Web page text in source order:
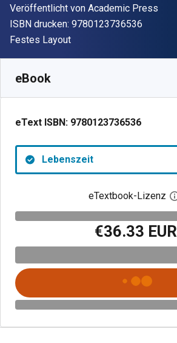
Verleger
Veröffentlicht von Academic Press
ISBN drucken: 9780123736536
Format
Festes Layout
eBook
eText ISBN: 9780123736536
Lebenszeit
eTextbook-Lizenz
€36.33 EUR